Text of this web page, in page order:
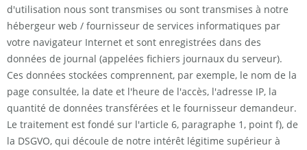
d'utilisation nous sont transmises ou sont transmises à notre
hébergeur web / fournisseur de services informatiques par
votre navigateur Internet et sont enregistrées dans des
données de journal (appelées fichiers journaux du serveur).
Ces données stockées comprennent, par exemple, le nom de la
page consultée, la date et l'heure de l'accès, l'adresse IP, la
quantité de données transférées et le fournisseur demandeur.
Le traitement est fondé sur l'article 6, paragraphe 1, point f), de
la DSGVO, qui découle de notre intérêt légitime supérieur à